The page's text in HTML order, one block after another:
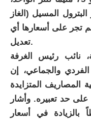
المسيل (الغاز
لم تجر على أسعارها أي
تعديل.
نائب رئيس الغرفة
والجماعي، إن
المصاريف المتزايدة
حد تعبيره. وأشار
في أسعار